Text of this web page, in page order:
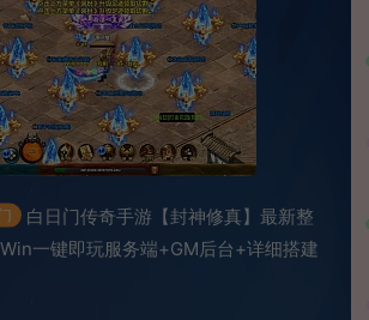
白日门传奇手游【封神修真】最新整
一键即玩服务端+GM后台+详细搭建